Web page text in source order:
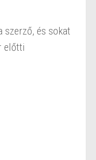
szerző, és sokat
előtti